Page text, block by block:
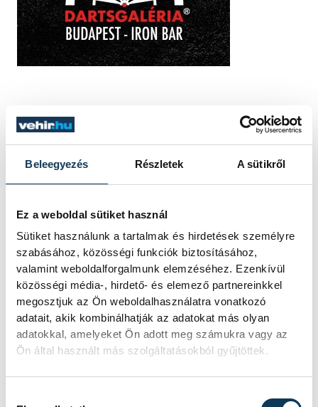
Beleegyezés Részletek A sütikről
Ez a weboldal sütiket használ
Sütiket használunk a tartalmak és hirdetések személyre
szabásához, közösségi funkciók biztosításához,
valamint weboldalforgalmunk elemzéséhez. Ezenkívül
közösségi média-, hirdető- és elemező partnereinkkel
megosztjuk az Ön weboldalhasználatra vonatkozó
adatait, akik kombinálhatják az adatokat más olyan
adatokkal, amelyeket Ön adott meg számukra vagy az
Ön által használt más szolgáltatásokból gyűjtöttek.
TOVÁBBI CIKKEK
forgalomkorlátozás a
Jókai utcában
KÖZÉRDEKŰ
Rengeteg
szabálytalanságot talált